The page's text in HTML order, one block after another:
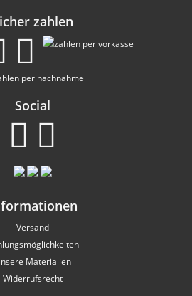
zahlen
Social
Versand
Materialien
Widerrufsrecht